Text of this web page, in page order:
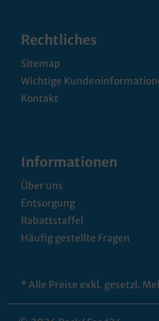
Rechtliches
Sitemap
Wichtige
Kontakt
Informationen
Über uns
Entsorgung
Rabattstaffel
Häufig gestellte Fragen
* Alle Preise exkl. gesetzl.